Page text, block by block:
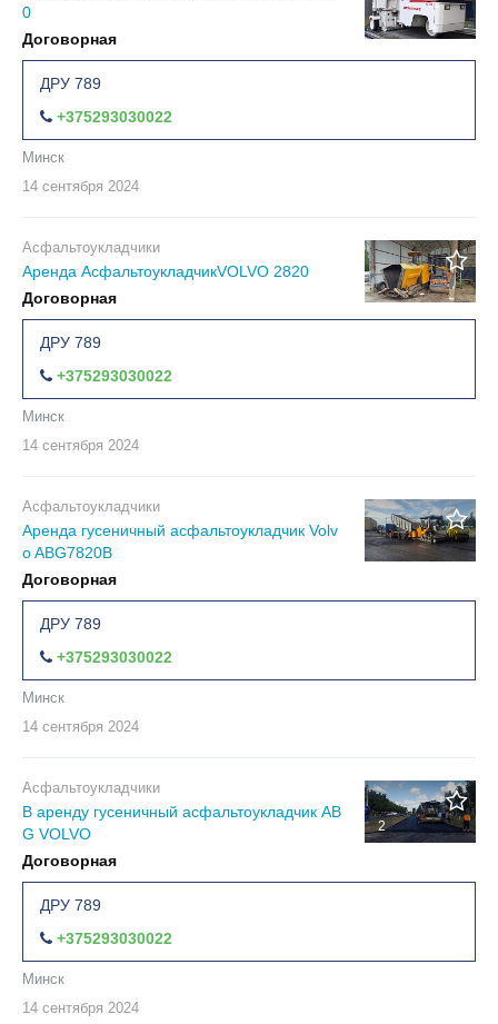
0
Договорная
ДРУ 789
+375293030022
Минск
14 сентября 2024
Асфальтоукладчики
Аренда АсфальтоукладчикVOLVO 2820
Договорная
ДРУ 789
+375293030022
Минск
14 сентября 2024
Асфальтоукладчики
Аренда гусеничный асфальтоукладчик Volv
o ABG7820B
Договорная
ДРУ 789
+375293030022
Минск
14 сентября 2024
2
Асфальтоукладчики
В аренду гусеничный асфальтоукладчик AB
G VOLVO
Договорная
ДРУ 789
+375293030022
Минск
14 сентября 2024